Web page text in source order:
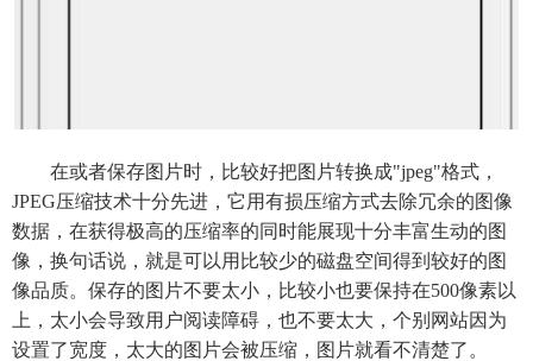
在或者保存图片时，比较好把图片转换成"jpeg"格式，
JPEG压缩技术十分先进，它用有损压缩方式去除冗余的图像
数据，在获得极高的压缩率的同时能展现十分丰富生动的图
像，换句话说，就是可以用比较少的磁盘空间得到较好的图
像品质。保存的图片不要太小，比较小也要保持在500像素以
上，太小会导致用户阅读障碍，也不要太大，个别网站因为
设置了宽度，太大的图片会被压缩，图片就看不清楚了。